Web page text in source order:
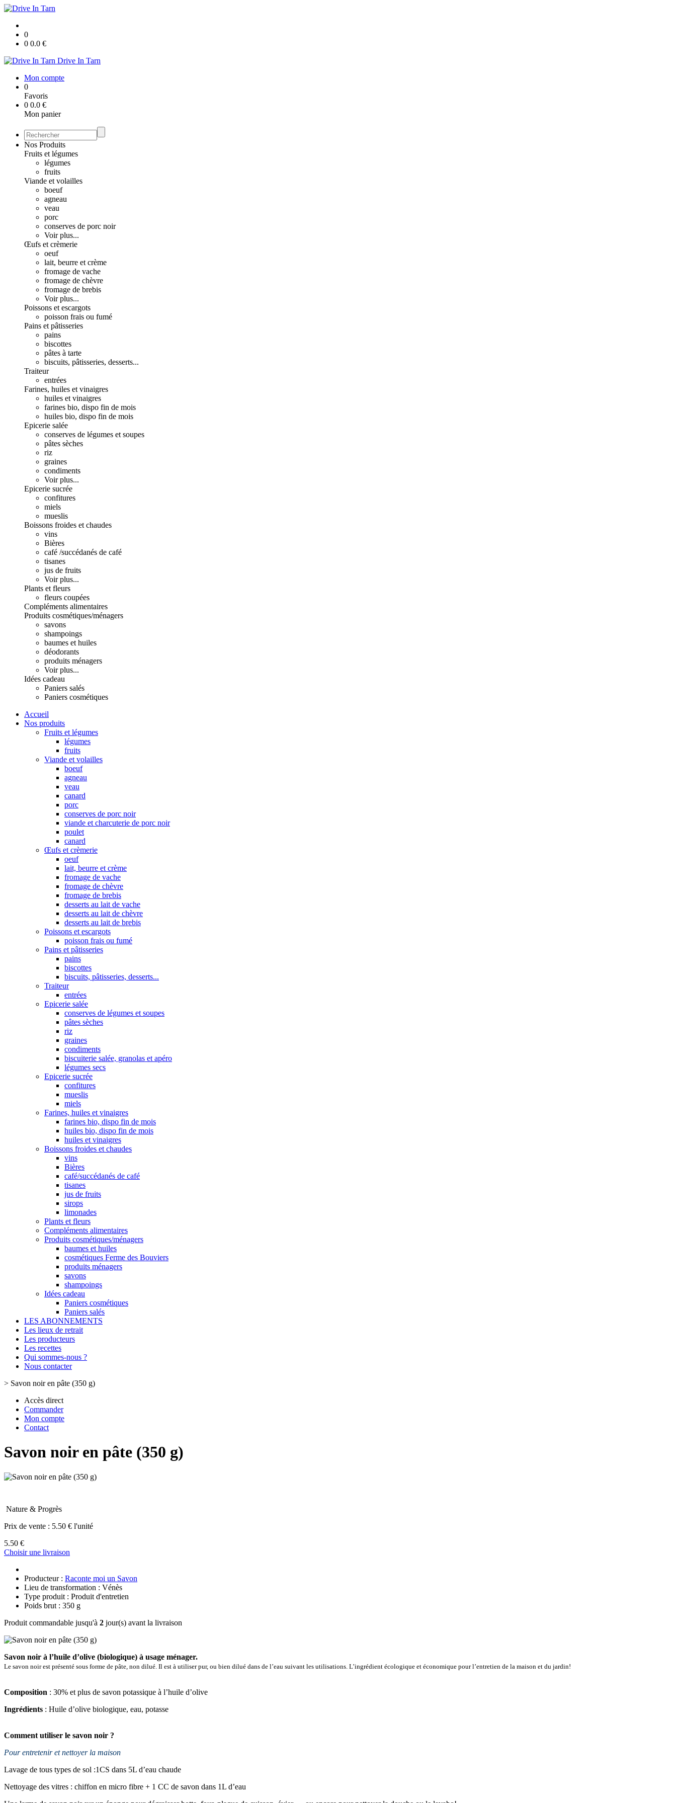
0
0 0.0 €
Drive In Tarn
Mon compte
0
Favoris
0 0.0 €
Mon panier
Nos Produits
Fruits et légumes
légumes
fruits
Viande et volailles
boeuf
agneau
veau
porc
conserves de porc noir
Voir plus...
Œufs et crèmerie
oeuf
lait, beurre et crème
fromage de vache
fromage de chèvre
fromage de brebis
Voir plus...
Poissons et escargots
poisson frais ou fumé
Pains et pâtisseries
pains
biscottes
pâtes à tarte
biscuits, pâtisseries, desserts...
Traiteur
entrées
Farines, huiles et vinaigres
huiles et vinaigres
farines bio, dispo fin de mois
huiles bio, dispo fin de mois
Epicerie salée
conserves de légumes et soupes
pâtes sèches
riz
graines
condiments
Voir plus...
Epicerie sucrée
confitures
miels
mueslis
Boissons froides et chaudes
vins
Bières
café /succédanés de café
tisanes
jus de fruits
Voir plus...
Plants et fleurs
fleurs coupées
Compléments alimentaires
Produits cosmétiques/ménagers
savons
shampoings
baumes et huiles
déodorants
produits ménagers
Voir plus...
Idées cadeau
Paniers salés
Paniers cosmétiques
Accueil
Nos produits
Fruits et légumes
légumes
fruits
Viande et volailles
boeuf
agneau
veau
canard
porc
conserves de porc noir
viande et charcuterie de porc noir
poulet
canard
Œufs et crèmerie
oeuf
lait, beurre et crème
fromage de vache
fromage de chèvre
fromage de brebis
desserts au lait de vache
desserts au lait de chèvre
desserts au lait de brebis
Poissons et escargots
poisson frais ou fumé
Pains et pâtisseries
pains
biscottes
biscuits, pâtisseries, desserts...
Traiteur
entrées
Epicerie salée
conserves de légumes et soupes
pâtes sèches
riz
graines
condiments
biscuiterie salée, granolas et apéro
légumes secs
Epicerie sucrée
confitures
mueslis
miels
Farines, huiles et vinaigres
farines bio, dispo fin de mois
huiles bio, dispo fin de mois
huiles et vinaigres
Boissons froides et chaudes
vins
Bières
café/succédanés de café
tisanes
jus de fruits
sirops
limonades
Plants et fleurs
Compléments alimentaires
Produits cosmétiques/ménagers
baumes et huiles
cosmétiques Ferme des Bouviers
produits ménagers
savons
shampoings
Idées cadeau
Paniers cosmétiques
Paniers salés
LES ABONNEMENTS
Les lieux de retrait
Les producteurs
Les recettes
Qui sommes-nous ?
Nous contacter
> Savon noir en pâte (350 g)
Accès direct
Commander
Mon compte
Contact
Savon noir en pâte (350 g)
Nature & Progrès
Prix de vente : 5.50 € l'unité
5.50 €
Choisir une livraison
Producteur : Raconte moi un Savon
Lieu de transformation : Vénès
Type produit : Produit d'entretien
Poids brut : 350 g
Produit commandable jusqu'à 2 jour(s) avant la livraison
Savon noir à l’huile d’olive (biologique) à usage ménager.
Le savon noir est présenté sous forme de pâte, non dilué. Il est à utiliser pur, ou bien dilué dans de l’eau suivant les utilisations. L’ingrédient écologique et économique pour l’entretien de la maison et du jardin!
Composition : 30% et plus de savon potassique à l’huile d’olive
Ingrédients : Huile d’olive biologique, eau, potasse
Comment utiliser le savon noir ?
Pour entretenir et nettoyer la maison
Lavage de tous types de sol :1CS dans 5L d’eau chaude
Nettoyage des vitres : chiffon en micro fibre + 1 CC de savon dans 1L d’eau